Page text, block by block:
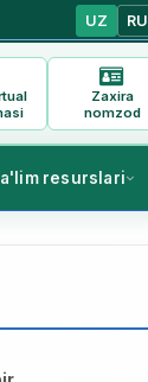
UZ RU
Zaxira
nomzod
resurslari